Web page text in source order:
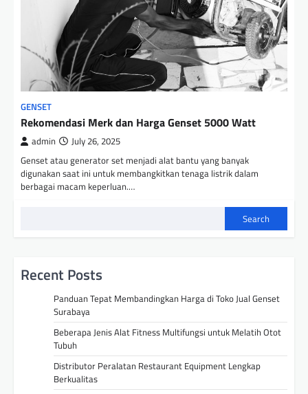
GENSET
Rekomendasi Merk dan Harga Genset 5000 Watt
admin July 26, 2025
Genset atau generator set menjadi alat bantu yang banyak
digunakan saat ini untuk membangkitkan tenaga listrik dalam
berbagai macam keperluan.…
Search
Recent Posts
Panduan Tepat Membandingkan Harga di Toko Jual Genset
Surabaya
Beberapa Jenis Alat Fitness Multifungsi untuk Melatih Otot
Tubuh
Distributor Peralatan Restaurant Equipment Lengkap
Berkualitas